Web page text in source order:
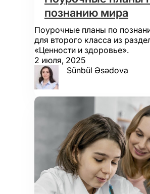
познанию мира
Поурочные планы по
для второго класса из
«Ценности и здоровье».
2 июля, 2025
Sünbül Əsədova